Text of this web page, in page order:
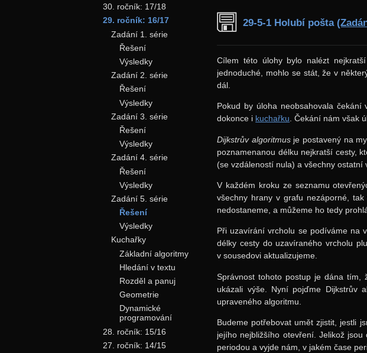
29-5-1 Holubí pošta
Cílem této úlohy bylo nalézt
jednoduché, mohlo se stát, že v
dál.
Pokud by úloha neobsahovala
dokonce i kuchařku. Čekání nám však
Dijkstrův algoritmusje postavený na
poznamenanou délku nejkratší cesty,
(se vzdáleností nula) a všechny ostatní
V každém kroku ze seznamu
všechny hrany v grafu nezáporné,
nedostaneme, a můžeme ho tedy
Při uzavírání vrcholu se podíváme na
délky cesty do uzavíraného vrcholu
v sousedovi aktualizujeme.
Správnost tohoto postup je dána
ukázali výše. Nyní pojďme Dijkstrův
upraveného algoritmu.
Budeme potřebovat umět zjistit, jestli
jejího nejbližšího otevření. Jelikož
periodou a vyjde nám, v jakém čase
30. ročník: 17/18
29. ročník: 16/17
Zadání 1. série
Řešení
Výsledky
Zadání 2. série
Řešení
Výsledky
Zadání 3. série
Řešení
Výsledky
Zadání 4. série
Řešení
Výsledky
Zadání 5. série
Řešení
Výsledky
Kuchařky
Základní algoritmy
Hledání v textu
Rozděl a panuj
Geometrie
Dynamické
programování
28. ročník: 15/16
27. ročník: 14/15